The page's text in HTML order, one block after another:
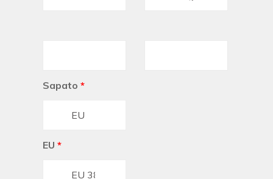
Sapato *
EU *